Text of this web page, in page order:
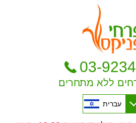
03-
ללא מתחרים
עברית